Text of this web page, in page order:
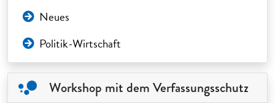
Neues
Politik-Wirtschaft
Workshop mit dem Verfassungsschutz